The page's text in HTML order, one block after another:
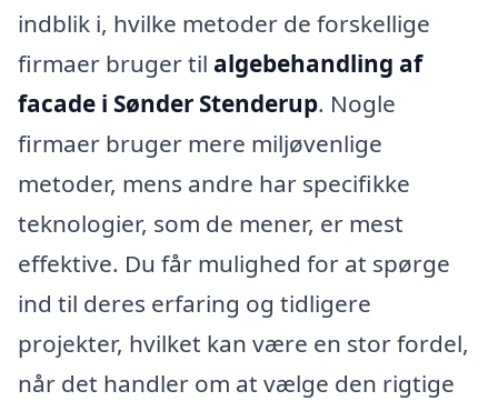
indblik i, hvilke metoder de forskellige
firmaer bruger til algebehandling af
facade i Sønder Stenderup. Nogle
firmaer bruger mere miljøvenlige
metoder, mens andre har specifikke
teknologier, som de mener, er mest
effektive. Du får mulighed for at spørge
ind til deres erfaring og tidligere
projekter, hvilket kan være en stor fordel,
når det handler om at vælge den rigtige